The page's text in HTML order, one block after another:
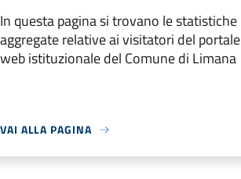
In questa pagina si trovano le statistiche
aggregate relative ai visitatori del portale
web istituzionale del Comune di Limana
VAI ALLA PAGINA